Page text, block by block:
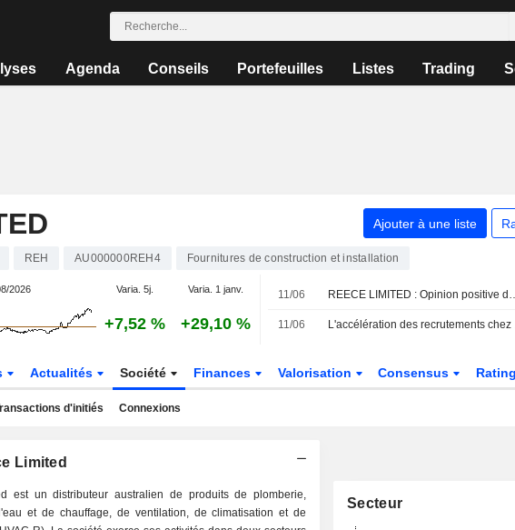
Agenda Conseils Portefeuilles Listes Trading
Ajouter à une liste
REH AU000000REH4 Fournitures de construction et installation
2026 Varia. 5j. Varia. 1 janv.
+7,52 % +29,10 %
11/06 REECE LIMITED :
11/06
Actualités Société Finances Valorisation Consensus
d'initiés Connexions
Limited
est un distributeur australien de produits de plomberie,
et de chauffage, de ventilation, de climatisation et de
Secteur